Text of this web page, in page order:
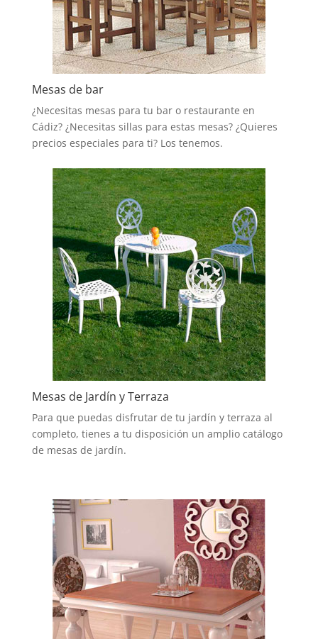
Mesas de bar
¿Necesitas mesas para tu bar o restaurante en
Cádiz? ¿Necesitas sillas para estas mesas? ¿Quieres
precios especiales para ti? Los tenemos.
Mesas de Jardín y Terraza
Para que puedas disfrutar de tu jardín y terraza al
completo, tienes a tu disposición un amplio catálogo
de mesas de jardín.